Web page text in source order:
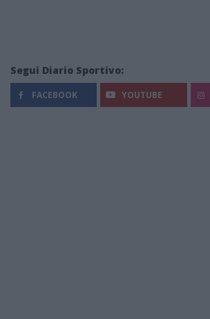
Segui Diario Sportivo:
FACEBOOK YOUTUBE